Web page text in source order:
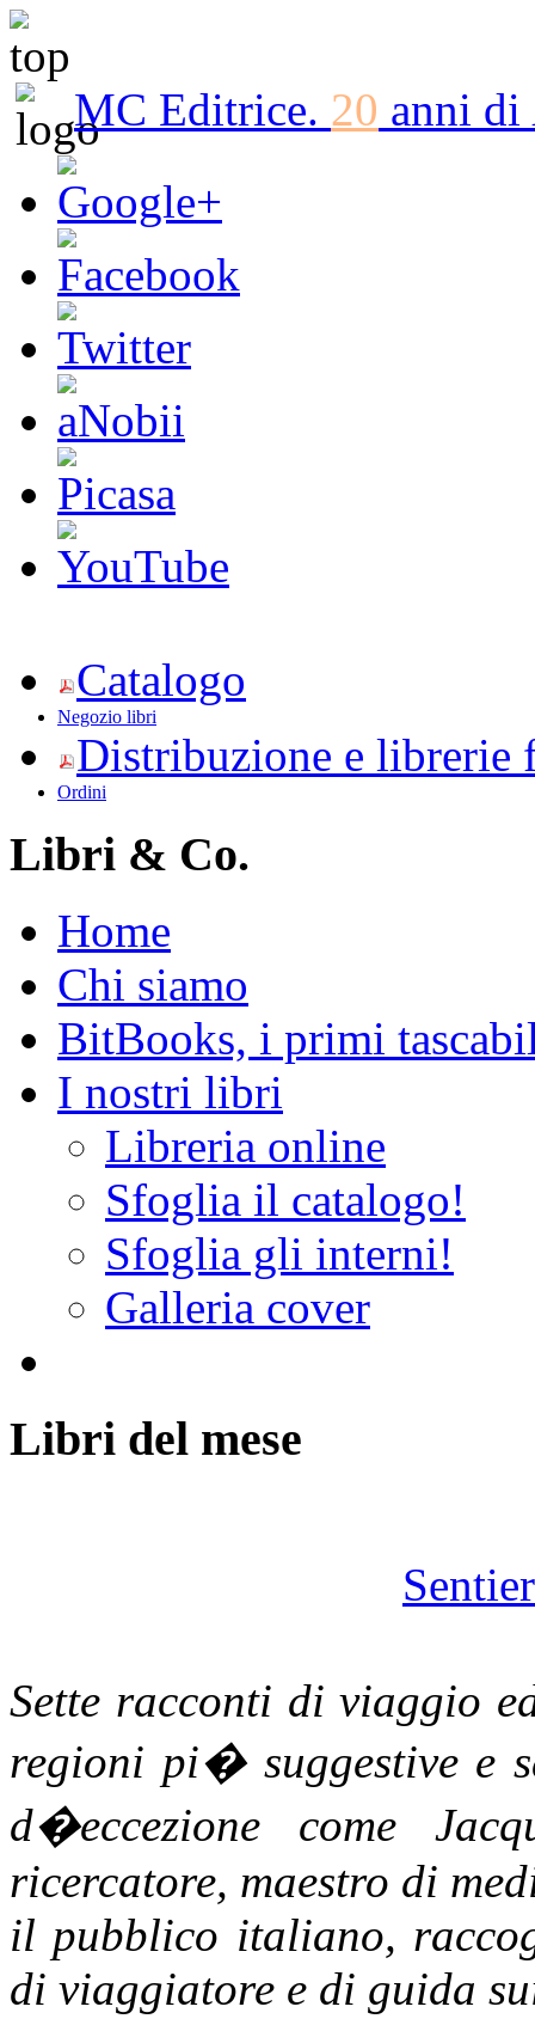
MC Editrice. 20 anni di
Catalogo
Negozio libri
Distribuzione e librerie
Ordini
Libri & Co.
Home
Chi siamo
BitBooks, i primi
I nostri libri
Libreria online
Sfoglia il catalogo!
Sfoglia gli interni!
Galleria cover
Libri del mese
Sette racconti di viaggio
regioni pi� suggestive e
d�eccezione come
ricercatore, maestro di
il pubblico italiano,
di viaggiatore e di guida